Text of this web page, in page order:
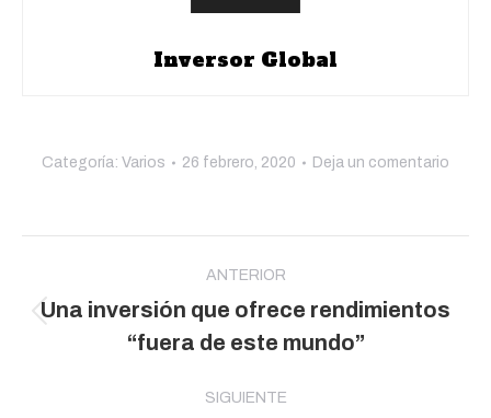
Inversor Global
Categoría: Varios 26 febrero, 2020 Deja un comentario
publicaciones
ANTERIOR
Publicación
anterior:
Una inversión que ofrece rendimientos
“fuera de este mundo”
SIGUIENTE